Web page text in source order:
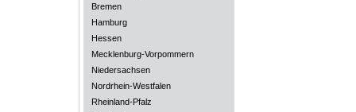
Bremen
Hamburg
Hessen
Mecklenburg-Vorpommern
Niedersachsen
Nordrhein-Westfalen
Rheinland-Pfalz